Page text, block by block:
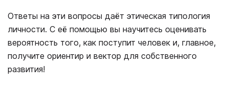
Ответы на эти вопросы даёт этическая типология
личности. С её помощью вы научитесь оценивать
вероятность того, как поступит человек и, главное,
получите ориентир и вектор для собственного
развития!